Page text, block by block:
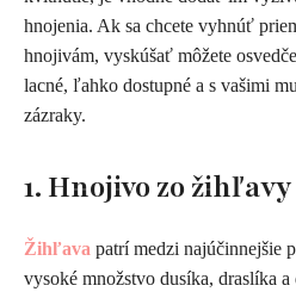
hnojenia. Ak sa chcete vyhnúť
hnojivám, vyskúšať môžete
lacné, ľahko dostupné a s vašimi
zázraky.
1. Hnojivo zo žihľavy
Žihľava patrí medzi najúčinnejšie
vysoké množstvo dusíka, draslíka